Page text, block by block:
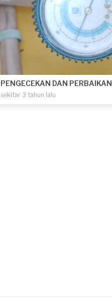
PENGECEKAN DAN PERBAIKAN
sekitar 3 tahun lalu